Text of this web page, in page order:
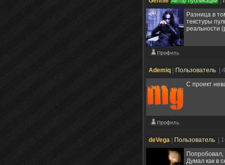
Разница в
текстуры
реальности
Ademiq Пользователь
|
С проект
deVega Пользователь
|
Попробовал,
Думал как в